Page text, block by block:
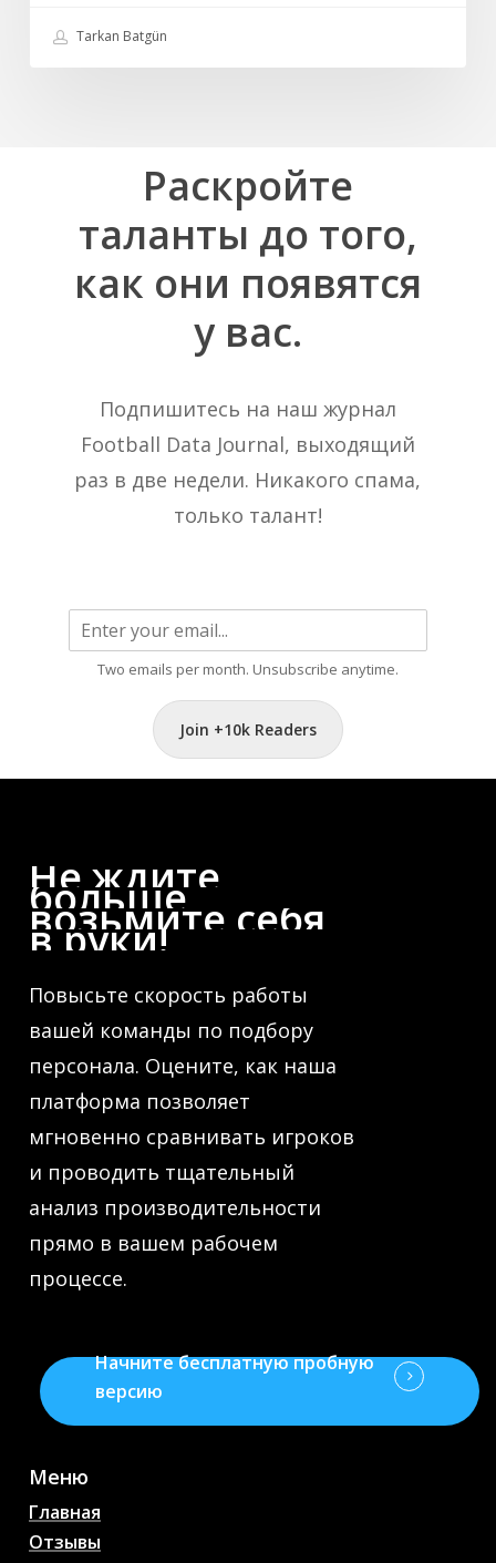
Tarkan Batgün
Раскройте
таланты до того,
как они появятся
у вас.
Подпишитесь на наш журнал
Football Data Journal, выходящий
раз в две недели. Никакого спама,
только талант!
Two emails per month. Unsubscribe anytime.
Join +10k Readers
Не ждите
больше,
возьмите себя
в руки!
Повысьте скорость работы
вашей команды по подбору
персонала. Оцените, как наша
платформа позволяет
мгновенно сравнивать игроков
и проводить тщательный
анализ производительности
прямо в вашем рабочем
процессе.
Начните бесплатную пробную
версию
Меню
Главная
Отзывы